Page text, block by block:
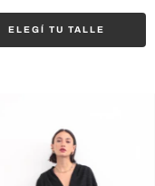
ELEGÍ TU TALLE